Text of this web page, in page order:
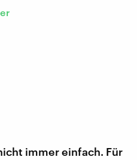
immer einfach. Für